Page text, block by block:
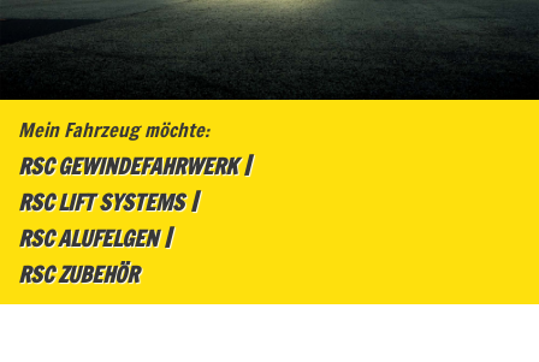
Mein Fahrzeug möchte:
RSC GEWINDEFAHRWERK
RSC LIFT SYSTEMS
RSC ALUFELGEN
RSC ZUBEHÖR